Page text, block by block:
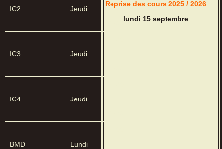
Reprise des cours 2025 / 2026
lundi 15 septembre
IC2 Jeudi
–
IC3 Jeudi
IC4 Jeudi
BMD Lundi